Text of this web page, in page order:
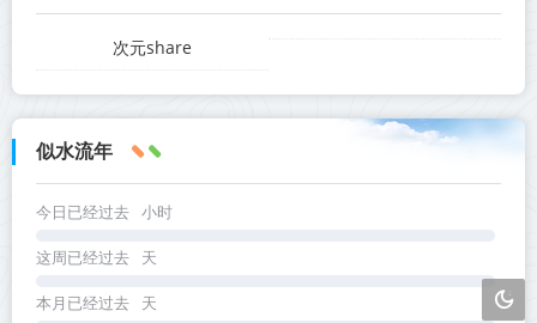
次元share
似水流年
今日已经过去 小时
这周已经过去 天
本月已经过去 天